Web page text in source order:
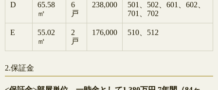
D
65.58
㎡
6
戸
238,000
501、502、601、602、
701、702
E
55.02
㎡
2
戸
176,000 510、512
2.保証金